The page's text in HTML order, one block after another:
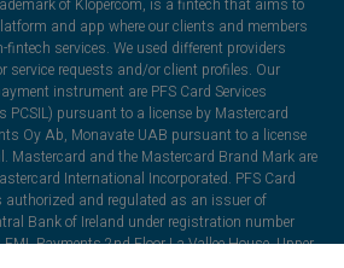
of Klopercom, is a fintech that aims to
and app where our clients and members
services. We used different providers
service requests and/or client profiles. Our
instrument are PFS Card Services
PCSIL) pursuant to a license by Mastercard
Oy Ab, Monavate UAB pursuant to a license
Mastercard and the Mastercard Brand Mark are
International Incorporated. PFS Card
authorized and regulated as an issuer of
Bank of Ireland under registration number
Payments,2nd Floor La Vallee House, Upper